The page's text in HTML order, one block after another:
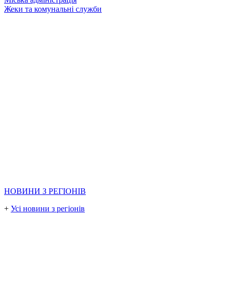
Жеки та комунальні служби
НОВИНИ З РЕГІОНІВ
+ Усі новини з регіонів